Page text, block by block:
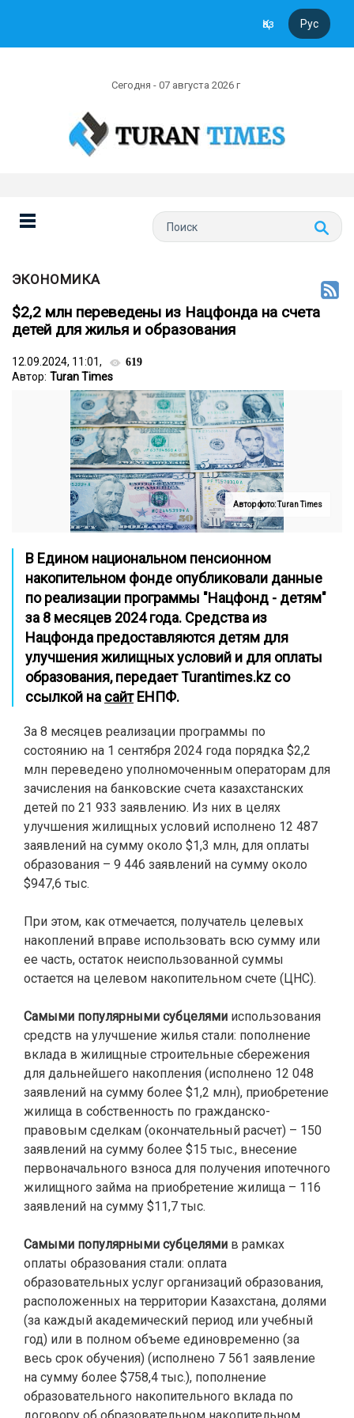
Қаз Рус
Сегодня - 07 августа 2026 г
ЭКОНОМИКА
$2,2 млн переведены из Нацфонда на счета
детей для жилья и образования
12.09.2024, 11:01, 619
Автор: Turan Times
Автор фото: Turan Times
В Едином национальном пенсионном
накопительном фонде опубликовали данные
по реализации программы "Нацфонд - детям"
за 8 месяцев 2024 года. Средства из
Нацфонда предоставляются детям для
улучшения жилищных условий и для оплаты
образования, передаетTurantimes.kz со
ссылкой на сайтЕНПФ.
За 8 месяцев реализации программы по
состоянию на 1 сентября 2024 года порядка $2,2
млн переведено уполномоченным операторам для
зачисления на банковские счета казахстанских
детей по 21 933 заявлению. Из них в целях
улучшения жилищных условий исполнено 12 487
заявлений на сумму около $1,3 млн, для оплаты
образования – 9 446 заявлений на сумму около
$947,6 тыс.
При этом, как отмечается, получатель целевых
накоплений вправе использовать всю сумму или
ее часть, остаток неиспользованной суммы
остается на целевом накопительном счете (ЦНС).
Самыми популярными субцелями использования
средств на улучшение жилья стали: пополнение
вклада в жилищные строительные сбережения
для дальнейшего накопления (исполнено 12 048
заявлений на сумму более $1,2 млн), приобретение
жилища в собственность по гражданско-
правовым сделкам (окончательный расчет) – 150
заявлений на сумму более $15 тыс., внесение
первоначального взноса для получения ипотечного
жилищного займа на приобретение жилища – 116
заявлений на сумму $11,7 тыс.
Самыми популярными субцелями в рамках
оплаты образования стали: оплата
образовательных услуг организаций образования,
расположенных на территории Казахстана, долями
(за каждый академический период или учебный
год) или в полном объеме единовременно (за
весь срок обучения) (исполнено 7 561 заявление
на сумму более $758,4 тыс.), пополнение
образовательного накопительного вклада по